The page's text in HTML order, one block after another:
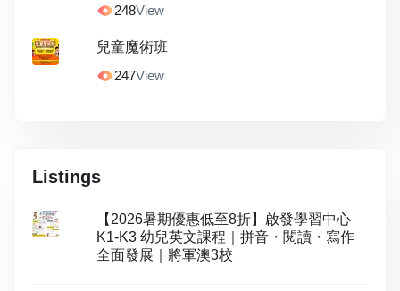
248View
兒童魔術班
247View
Listings
【2026暑期優惠低至8折】啟發學習中心
K1-K3 幼兒英文課程｜拼音・閱讀・寫作
全面發展｜將軍澳3校